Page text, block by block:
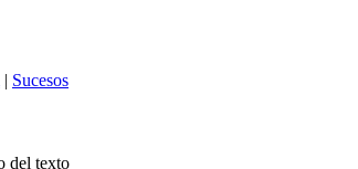
| Sucesos